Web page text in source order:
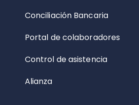
Conciliación Bancaria
Portal de colaboradores
Control de asistencia
Alianza